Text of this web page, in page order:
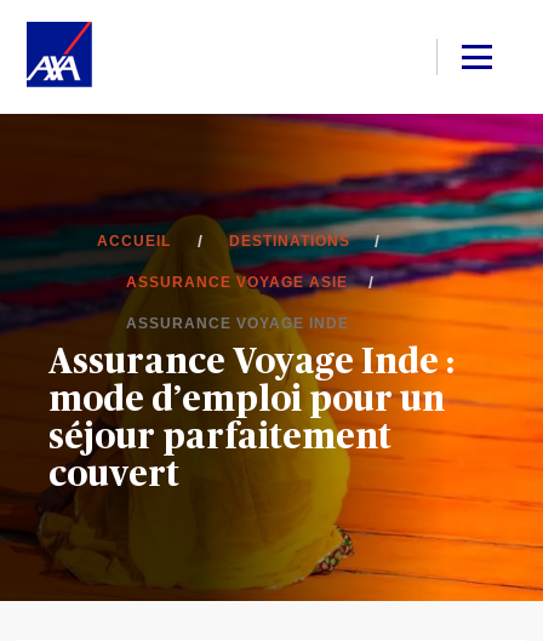
ACCUEIL DESTINATIONS
ASSURANCE VOYAGE ASIE
ASSURANCE VOYAGE INDE
Assurance Voyage Inde :
mode d’emploi pour un
séjour parfaitement
couvert